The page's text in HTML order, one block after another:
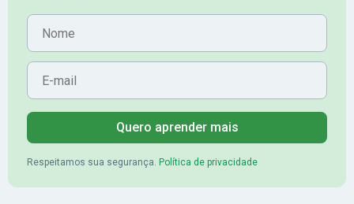
Nome
E-mail
Quero aprender mais
Respeitamos sua segurança. Política de privacidade